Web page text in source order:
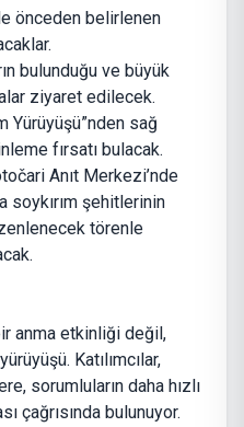
önceden belirlenen
bulunduğu ve büyük
ziyaret edilecek.
Yürüyüşü”nden sağ
fırsatı bulacak.
Anıt Merkezi’nde
soykırım şehitlerinin
törenle
anma etkinliği değil,
Katılımcılar,
sorumluların daha hızlı
çağrısında bulunuyor.